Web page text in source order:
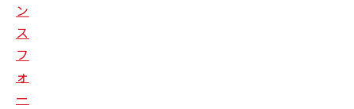
ン
ス
フ
ォ
ー